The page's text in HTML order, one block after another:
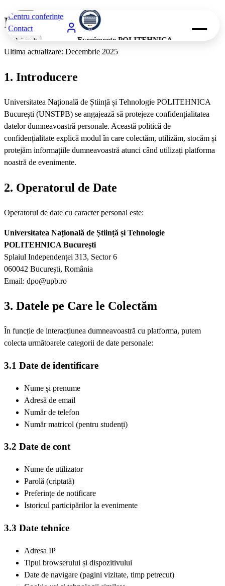
Evenimente POLITEHNICA
București
Centru conferințe
Contact
Mai mult
Politica de Confidențialitate
Ultima actualizare: Decembrie 2025
1. Introducere
Universitatea Națională de Știință și Tehnologie POLITEHNICA
București (UNSTPB) se angajează să protejeze confidențialitatea
datelor dumneavoastră personale. Această politică de
confidențialitate explică modul în care colectăm, utilizăm, stocăm și
protejăm informațiile dumneavoastră atunci când utilizați platforma
noastră de evenimente.
2. Operatorul de Date
Operatorul de date cu caracter personal este:
Universitatea Națională de Știință și Tehnologie
POLITEHNICA București
Splaiul Independenței 313, Sector 6
060042 București, România
Email: dpo@upb.ro
3. Datele pe Care le Colectăm
În funcție de interacțiunea dumneavoastră cu platforma, putem
colecta următoarele categorii de date personale:
3.1 Date de identificare
Nume și prenume
Adresă de email
Număr de telefon
Număr matricol (pentru studenți)
3.2 Date de cont
Nume de utilizator
Parolă (criptată)
Preferințe de notificare
Istoricul participărilor la evenimente
3.3 Date tehnice
Adresa IP
Tipul browserului și dispozitivului
Date de navigare (pagini vizitate, timp petrecut)